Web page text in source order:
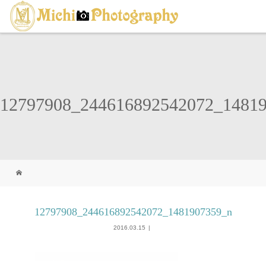
12797908_244616892542072_1481907359_n
2016.03.15